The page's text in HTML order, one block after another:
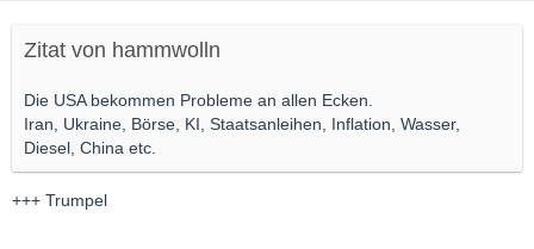
Zitat von hammwolln
Die USA bekommen Probleme an allen Ecken.
Iran, Ukraine, Börse, KI, Staatsanleihen, Inflation, Wasser,
Diesel, China etc.
+++ Trumpel